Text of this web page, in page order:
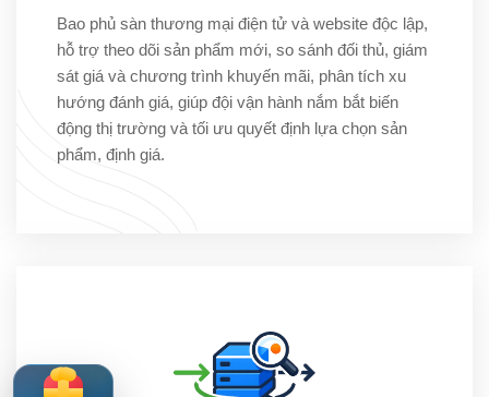
Bao phủ sàn thương mại điện tử và website độc lập,
hỗ trợ theo dõi sản phẩm mới, so sánh đối thủ, giám
sát giá và chương trình khuyến mãi, phân tích xu
hướng đánh giá, giúp đội vận hành nắm bắt biến
động thị trường và tối ưu quyết định lựa chọn sản
phẩm, định giá.